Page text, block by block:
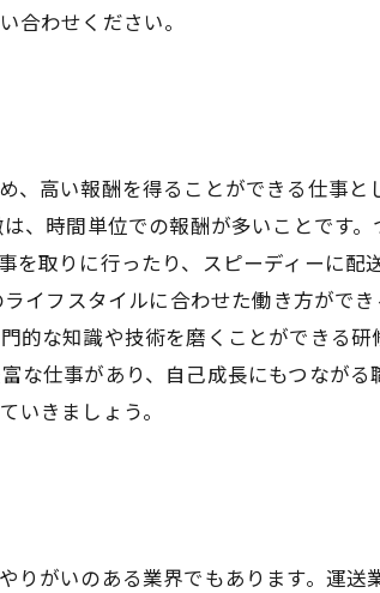
合わせください。
高い報酬を得ることができる仕事
、時間単位での報酬が多いことです
取りに行ったり、スピーディーに
イフスタイルに合わせた働き方がで
な知識や技術を磨くことができる
な仕事があり、自己成長にもつなが
いきましょう。
がいのある業界でもあります。運